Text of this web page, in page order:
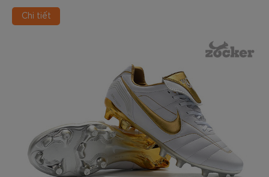
Mercurial trong suốt sự nghiệ...
Chi tiết